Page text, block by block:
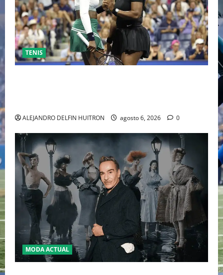
TENIS
ALEJANDRO DELFIN HUITRON agosto 6, 2026 0
MODA ACTUAL